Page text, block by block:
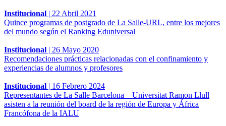
Institucional | 22 Abril 2021
Quince programas de postgrado de La Salle-URL, entre los mejores
del mundo según el Ranking Eduniversal
Institucional | 26 Mayo 2020
Recomendaciones prácticas relacionadas con el confinamiento y
experiencias de alumnos y profesores
Institucional | 16 Febrero 2024
Representantes de La Salle Barcelona – Universitat Ramon Llull
asisten a la reunión del board de la región de Europa y África
Francófona de la IALU